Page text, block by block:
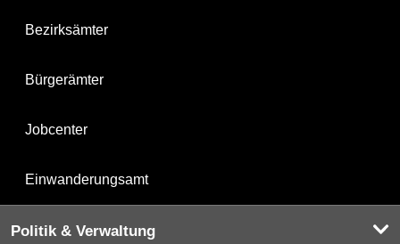
Bezirksämter
Bürgerämter
Jobcenter
Einwanderungsamt
Politik & Verwaltung